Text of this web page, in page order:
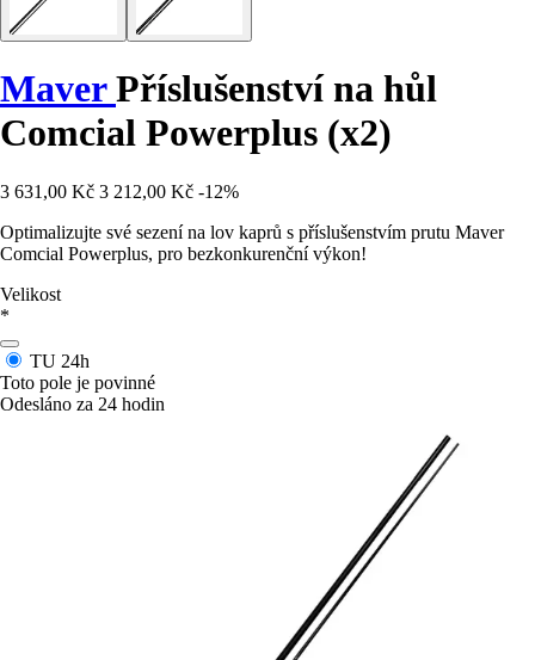
MaverPříslušenství na hůl
Comcial Powerplus (x2)
3 631,00 Kč 3 212,00 Kč -12%
Optimalizujte své sezení na lov kaprů s příslušenstvím prutu Maver
Comcial Powerplus, pro bezkonkurenční výkon!
Velikost
*
TU 24h
Toto pole je povinné
Odesláno za 24 hodin